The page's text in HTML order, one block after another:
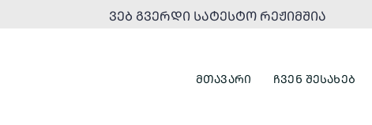
ᲕᲔᲑ ᲒᲕᲔᲠᲓᲘ ᲡᲐᲢᲔᲡᲢᲝ ᲠᲔᲟᲘᲛᲨᲘᲐ
ᲛᲗᲐᲕᲐᲠᲘ ᲩᲕᲔᲜ ᲨᲔᲡᲐᲮᲔᲑ